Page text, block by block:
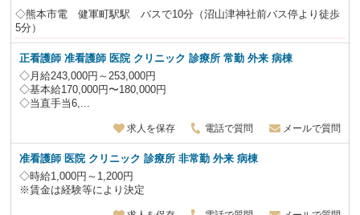
◇熊本市電 健軍町駅駅 バスで10分（沼山津神社前バス停より徒歩
5分）
正看護師 准看護師 医院 クリニック 診療所 常勤 外来 病棟
◇月給243,000円～253,000円
◇基本給170,000円〜180,000円
◇当直手当6,...
求人を保存 電話で質問 メールで質問
准看護師 医院 クリニック 診療所 非常勤 外来 病棟
◇時給1,000円～1,200円
※賃金は経験等により決定